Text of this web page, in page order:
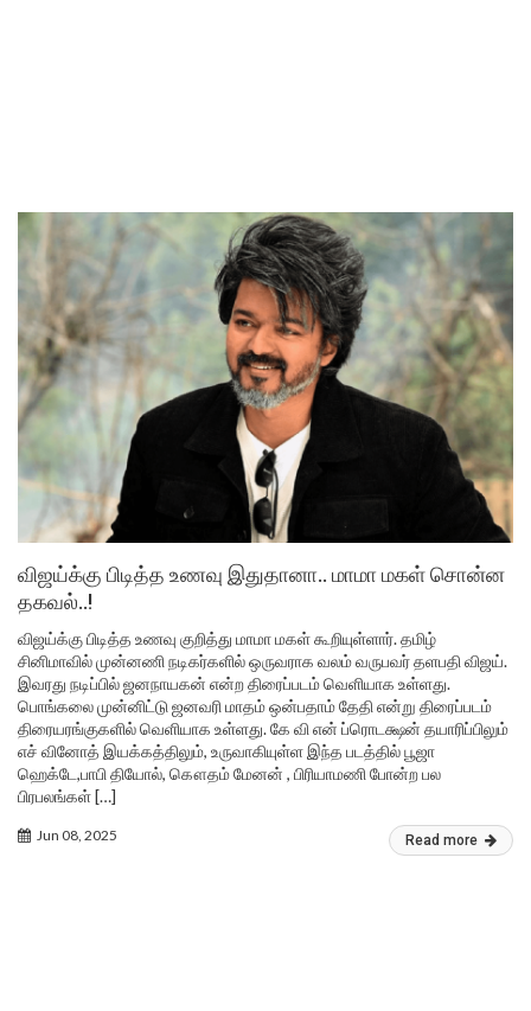
விஜய்க்கு பிடித்த உணவு இதுதானா.. மாமா மகள் சொன்ன
தகவல்..!
விஜய்க்கு பிடித்த உணவு குறித்து மாமா மகள் கூறியுள்ளார். தமிழ்
சினிமாவில் முன்னணி நடிகர்களில் ஒருவராக வலம் வருபவர் தளபதி விஜய்.
இவரது நடிப்பில் ஜனநாயகன் என்ற திரைப்படம் வெளியாக உள்ளது.
பொங்கலை முன்னிட்டு ஜனவரி மாதம் ஒன்பதாம் தேதி என்று திரைப்படம்
திரையரங்குகளில் வெளியாக உள்ளது. கே வி என் ப்ரொடக்ஷன் தயாரிப்பிலும்
எச் வினோத் இயக்கத்திலும், உருவாகியுள்ள இந்த படத்தில் பூஜா
ஹெக்டே,பாபி தியோல், கௌதம் மேனன் , பிரியாமணி போன்ற பல
பிரபலங்கள் […]
Jun 08, 2025 Read more